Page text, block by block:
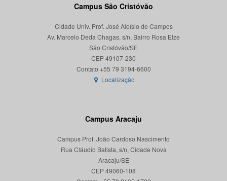
Campus São Cristóvão
Cidade Univ. Prof. José Aloísio de Campos
Av. Marcelo Deda Chagas, s/n, Bairro Rosa Elze
São Cristóvão/SE
CEP 49107-230
Localização
Campus Aracaju
Campus Prof. João Cardoso Nascimento
Rua Cláudio Batista, s/n, Cidade Nova
Aracaju/SE
CEP 49060-108